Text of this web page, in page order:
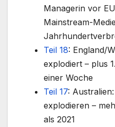
Managerin vor
Mainstream-
Teil 18: England/
explodiert – plus
einer Woche
Teil 17:
explodieren –
als 2021